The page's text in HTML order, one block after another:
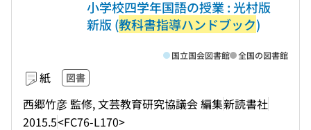
小学校四学年国語の授業 : 光村版
新版 (教科書指導ハンドブック)
紙 図書
西郷竹彦 監修, 文芸教育研究協議会 編集新読書社
2015.5<FC76-L170>
国立国会図書館 全国の図書館